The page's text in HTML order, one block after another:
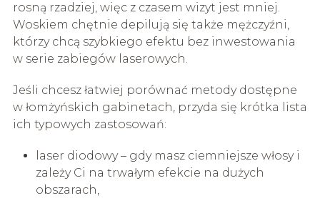
rosną rzadziej, więc z czasem wizyt jest mniej.
Woskiem chętnie depilują się także mężczyźni,
którzy chcą szybkiego efektu bez inwestowania
w serie zabiegów laserowych.
Jeśli chcesz łatwiej porównać metody dostępne
w łomżyńskich gabinetach, przyda się krótka lista
ich typowych zastosowań:
laser diodowy – gdy masz ciemniejsze włosy i
zależy Ci na trwałym efekcie na dużych
obszarach,